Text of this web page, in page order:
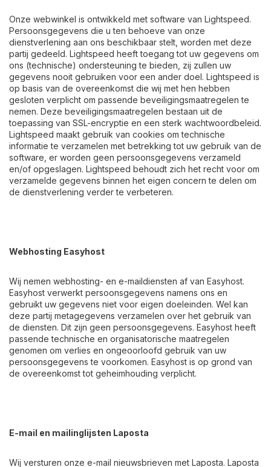
Onze webwinkel is ontwikkeld met software van Lightspeed.
Persoonsgegevens die u ten behoeve van onze
dienstverlening aan ons beschikbaar stelt, worden met deze
partij gedeeld. Lightspeed heeft toegang tot uw gegevens om
ons (technische) ondersteuning te bieden, zij zullen uw
gegevens nooit gebruiken voor een ander doel. Lightspeed is
op basis van de overeenkomst die wij met hen hebben
gesloten verplicht om passende beveiligingsmaatregelen te
nemen. Deze beveiligingsmaatregelen bestaan uit de
toepassing van SSL-encryptie en een sterk wachtwoordbeleid.
Lightspeed maakt gebruik van cookies om technische
informatie te verzamelen met betrekking tot uw gebruik van de
software, er worden geen persoonsgegevens verzameld
en/of opgeslagen. Lightspeed behoudt zich het recht voor om
verzamelde gegevens binnen het eigen concern te delen om
de dienstverlening verder te verbeteren.
Webhosting Easyhost
Wij nemen webhosting- en e-maildiensten af van Easyhost.
Easyhost verwerkt persoonsgegevens namens ons en
gebruikt uw gegevens niet voor eigen doeleinden. Wel kan
deze partij metagegevens verzamelen over het gebruik van
de diensten. Dit zijn geen persoonsgegevens. Easyhost heeft
passende technische en organisatorische maatregelen
genomen om verlies en ongeoorloofd gebruik van uw
persoonsgegevens te voorkomen. Easyhost is op grond van
de overeenkomst tot geheimhouding verplicht.
E-mail en mailinglijsten Laposta
Wij versturen onze e-mail nieuwsbrieven met Laposta. Laposta